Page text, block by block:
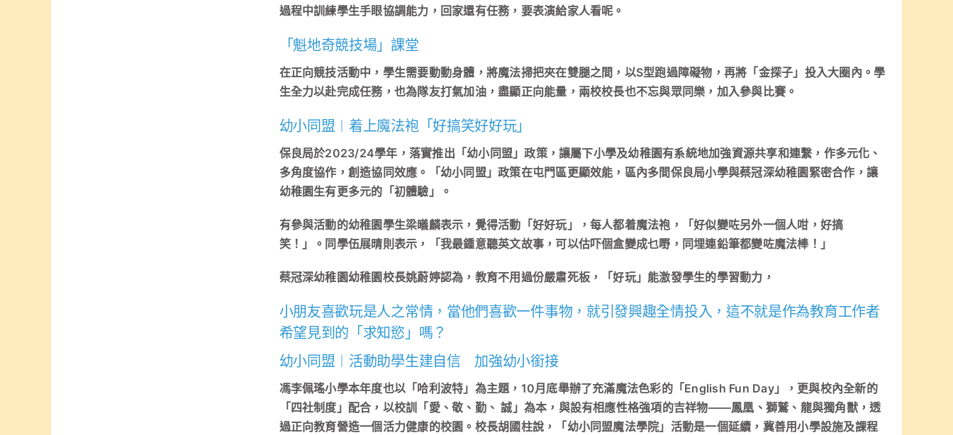
過程中訓練學生手眼協調能力，回家還有任務，要表演給家人看呢。
「魁地奇競技場」課堂
在正向競技活動中，學生需要動動身體，將魔法掃把夾在雙腿之間，以S型跑過障礙物，再將「金探子」投入大圈內。學
生全力以赴完成任務，也為隊友打氣加油，盡顯正向能量，兩校校長也不忘與眾同樂，加入參與比賽。
幼小同盟︱着上魔法袍「好搞笑好好玩」
保良局於2023/24學年，落實推出「幼小同盟」政策，讓屬下小學及幼稚園有系統地加強資源共享和連繫，作多元化、
多角度協作，創造協同效應。「幼小同盟」政策在屯門區更顯效能，區內多間保良局小學與蔡冠深幼稚園緊密合作，讓
幼稚園生有更多元的「初體驗」。
有參與活動的幼稚園學生梁㬢麟表示，覺得活動「好好玩」，每人都着魔法袍，「好似變咗另外一個人咁，好搞
笑！」。同學伍展晴則表示，「我最鍾意聽英文故事，可以估吓個盒變成乜嘢，同埋連鉛筆都變咗魔法棒！」
蔡冠深幼稚園幼稚園校長姚蔚婷認為，教育不用過份嚴肅死板，「好玩」能激發學生的學習動力，
小朋友喜歡玩是人之常情，當他們喜歡一件事物，就引發興趣全情投入，這不就是作為教育工作者
希望見到的「求知慾」嗎？
幼小同盟︱活動助學生建自信 加強幼小銜接
馮李佩瑤小學本年度也以「哈利波特」為主題，10月底舉辦了充滿魔法色彩的「English Fun Day」，更與校內全新的
「四社制度」配合，以校訓「愛、敬、勤、 誠」為本，與設有相應性格強項的吉祥物——鳳凰、獅鷲、龍與獨角獸，透
過正向教育營造一個活力健康的校園。校長胡國柱說，「幼小同盟魔法學院」活動是一個延續，冀善用小學設施及課程